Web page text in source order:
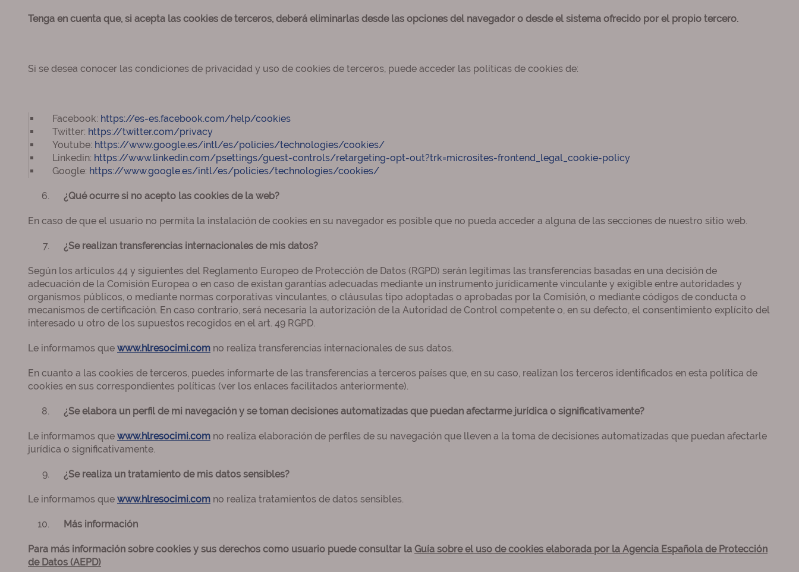
Tenga en cuenta que, si acepta las cookies de terceros, deberá eliminarlas desde las opciones del navegador o desde el sistema ofrecido por el propio tercero.
Si se desea conocer las condiciones de privacidad y uso de cookies de terceros, puede acceder las políticas de cookies de:
Facebook: https://es-es.facebook.com/help/cookies
Twitter: https://twitter.com/privacy
Youtube: https://www.google.es/intl/es/policies/technologies/cookies/
Linkedin: https://www.linkedin.com/psettings/guest-controls/retargeting-opt-out?trk=microsites-frontend_legal_cookie-policy
Google: https://www.google.es/intl/es/policies/technologies/cookies/
¿Qué ocurre si no acepto las cookies de la web?
En caso de que el usuario no permita la instalación de cookies en su navegador es posible que no pueda acceder a alguna de las secciones de nuestro sitio web.
¿Se realizan transferencias internacionales de mis datos?
Según los artículos 44 y siguientes del Reglamento Europeo de Protección de Datos (RGPD) serán legítimas las transferencias basadas en una decisión de
adecuación de la Comisión Europea o en caso de existan garantías adecuadas mediante un instrumento jurídicamente vinculante y exigible entre autoridades y
organismos públicos, o mediante normas corporativas vinculantes, o cláusulas tipo adoptadas o aprobadas por la Comisión, o mediante códigos de conducta o
mecanismos de certificación. En caso contrario, será necesaria la autorización de la Autoridad de Control competente o, en su defecto, el consentimiento explícito del
interesado u otro de los supuestos recogidos en el art. 49 RGPD.
Le informamos que www.hlresocimi.com no realiza transferencias internacionales de sus datos.
En cuanto a las cookies de terceros, puedes informarte de las transferencias a terceros países que, en su caso, realizan los terceros identificados en esta política de
cookies en sus correspondientes políticas (ver los enlaces facilitados anteriormente).
¿Se elabora un perfil de mi navegación y se toman decisiones automatizadas que puedan afectarme jurídica o significativamente?
Le informamos que www.hlresocimi.com no realiza elaboración de perfiles de su navegación que lleven a la toma de decisiones automatizadas que puedan afectarle
jurídica o significativamente.
¿Se realiza un tratamiento de mis datos sensibles?
Le informamos que www.hlresocimi.com no realiza tratamientos de datos sensibles.
Más información
Para más información sobre cookies y sus derechos como usuario puede consultar la Guía sobre el uso de cookies elaborada por la Agencia Española de Protección
de Datos (AEPD)